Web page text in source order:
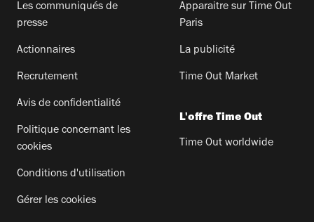
Les communiqués de
presse
Actionnaires
Recrutement
Avis de confidentialité
Politique concernant les
cookies
Conditions d'utilisation
Gérer les cookies
Apparaitre sur Time Out
Paris
La publicité
Time Out Market
L'offre Time Out
Time Out worldwide